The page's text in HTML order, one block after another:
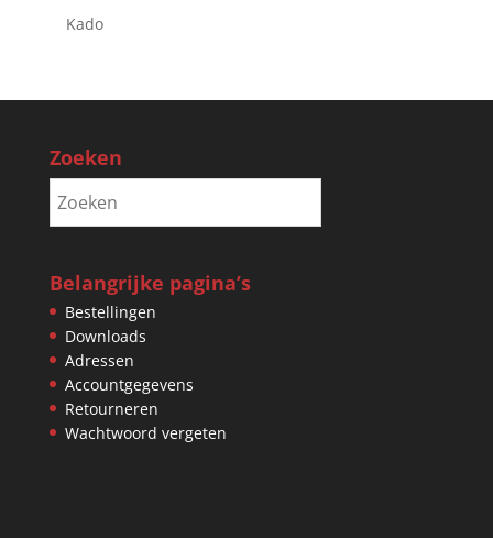
Kado
Zoeken
Belangrijke pagina’s
Bestellingen
Downloads
Adressen
Accountgegevens
Retourneren
Wachtwoord vergeten